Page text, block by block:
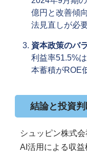
億円と改善傾
法見直しが必要
資本政策のバ
利益率51.5%
本蓄積がROE
結論と投資
シュッピン株式
AI活用による収